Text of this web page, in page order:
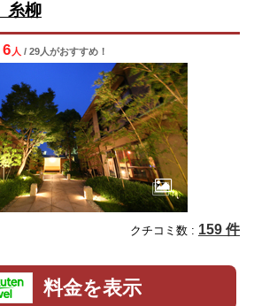
糸柳
6 人 / 29人がおすすめ！
クチコミ数 : 159 件
料金を表示